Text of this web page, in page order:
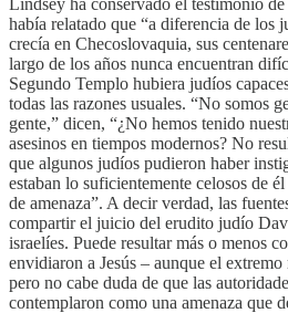
había relatado que “a diferencia de los
crecía en Checoslovaquia, sus
largo de los años nunca encuentran
Segundo Templo hubiera judíos
todas las razones usuales. “No somos
gente,” dicen, “¿No hemos tenido
asesinos en tiempos modernos? No
que algunos judíos pudieron haber
estaban lo suficientemente celosos de
de amenaza”. A decir verdad, las
compartir el juicio del erudito judío
israelíes. Puede resultar más o menos
envidiaron a Jesús – aunque el
pero no cabe duda de que las
contemplaron como una amenaza que